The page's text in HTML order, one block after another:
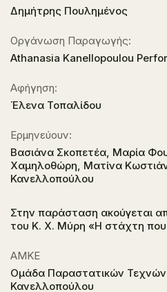
Δημήτρης Πουλημένος
Οργάνωση Παραγωγής:
Athanasia Kanellopoulou
Αφήγηση:
Έλενα Τοπαλίδου
Ερμηνεύουν:
Βασιάνα Σκοπετέα, Μαρία
Χαμηλοθώρη, Ματίνα
Κανελλοπούλου
Στην παράσταση ακούγεται
του Κ. Χ. Μύρη «Η στάχτη που
ΑΜΚΕ
Ομάδα Παραστατικών
Κανελλοπούλου